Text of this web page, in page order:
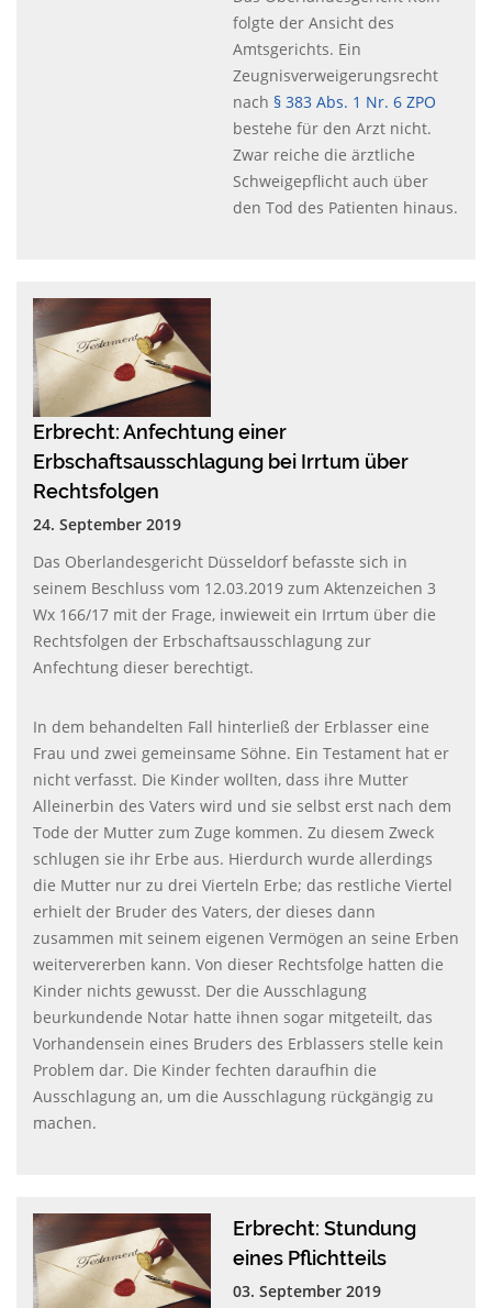
folgte der Ansicht des
Amtsgerichts. Ein
Zeugnisverweigerungsrecht
nach § 383 Abs. 1 Nr. 6 ZPO
bestehe für den Arzt nicht.
Zwar reiche die ärztliche
Schweigepflicht auch über
den Tod des Patienten hinaus.
Erbrecht: Anfechtung einer
Erbschaftsausschlagung bei Irrtum über
Rechtsfolgen
24. September 2019
Das Oberlandesgericht Düsseldorf befasste sich in
seinem Beschluss vom 12.03.2019 zum Aktenzeichen 3
Wx 166/17 mit der Frage, inwieweit ein Irrtum über die
Rechtsfolgen der Erbschaftsausschlagung zur
Anfechtung dieser berechtigt.
In dem behandelten Fall hinterließ der Erblasser eine
Frau und zwei gemeinsame Söhne. Ein Testament hat er
nicht verfasst. Die Kinder wollten, dass ihre Mutter
Alleinerbin des Vaters wird und sie selbst erst nach dem
Tode der Mutter zum Zuge kommen. Zu diesem Zweck
schlugen sie ihr Erbe aus. Hierdurch wurde allerdings
die Mutter nur zu drei Vierteln Erbe; das restliche Viertel
erhielt der Bruder des Vaters, der dieses dann
zusammen mit seinem eigenen Vermögen an seine Erben
weitervererben kann. Von dieser Rechtsfolge hatten die
Kinder nichts gewusst. Der die Ausschlagung
beurkundende Notar hatte ihnen sogar mitgeteilt, das
Vorhandensein eines Bruders des Erblassers stelle kein
Problem dar. Die Kinder fechten daraufhin die
Ausschlagung an, um die Ausschlagung rückgängig zu
machen.
Erbrecht: Stundung
eines Pflichtteils
03. September 2019